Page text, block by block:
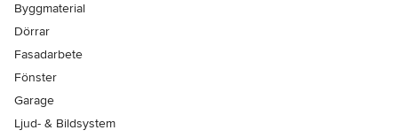
Byggmaterial
Dörrar
Fasadarbete
Fönster
Garage
Ljud- & Bildsystem